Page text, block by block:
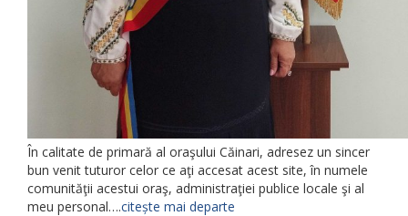
În calitate de primară al oraşului Căinari, adresez un sincer
bun venit tuturor celor ce aţi accesat acest site, în numele
comunităţii acestui oraş, administraţiei publice locale şi al
meu personal….citește mai departe